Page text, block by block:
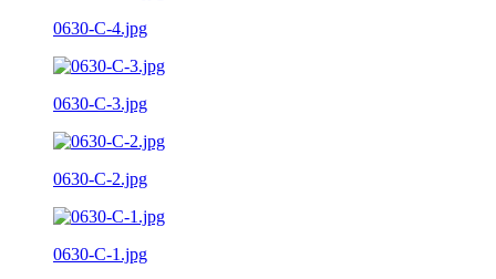
0630-C-4.jpg
0630-C-3.jpg
0630-C-2.jpg
0630-C-1.jpg